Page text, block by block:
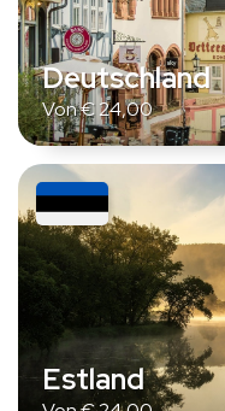
Deutschland
Von€24,00
Estland